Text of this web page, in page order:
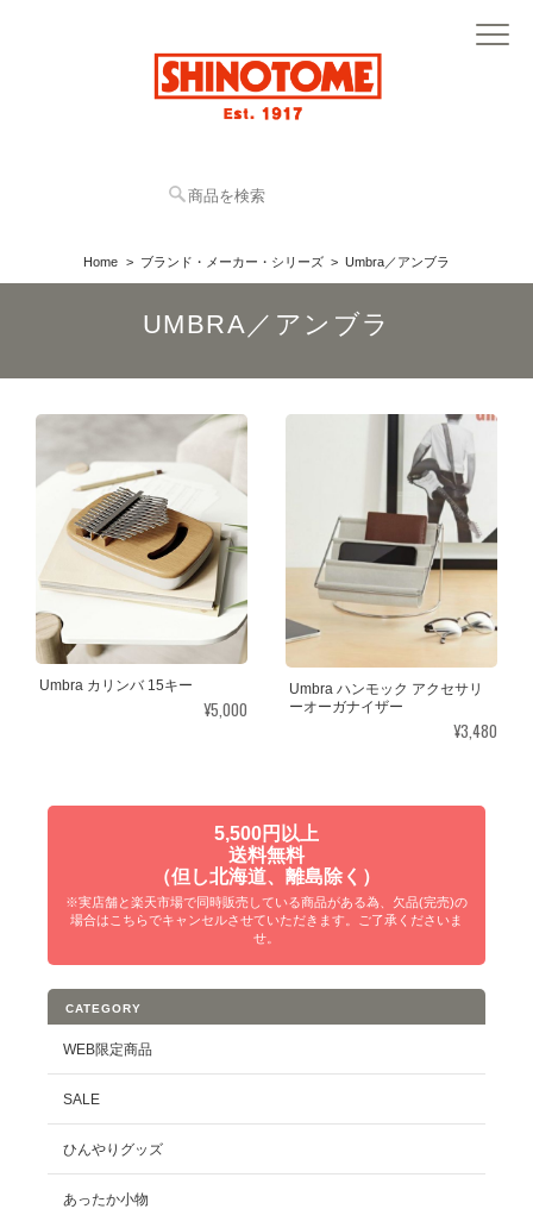
Home ブランド・メーカー・シリーズ Umbra／アンブラ
UMBRA／アンブラ
Umbra カリンバ 15キー
¥5,000
Umbra ハンモック アクセサリ
ーオーガナイザー
¥3,480
5,500円以上
送料無料
（但し北海道、離島除く）
※実店舗と楽天市場で同時販売している商品がある為、欠品(完売)の
場合はこちらでキャンセルさせていただきます。ご了承くださいま
せ。
CATEGORY
WEB限定商品
SALE
ひんやりグッズ
あったか小物